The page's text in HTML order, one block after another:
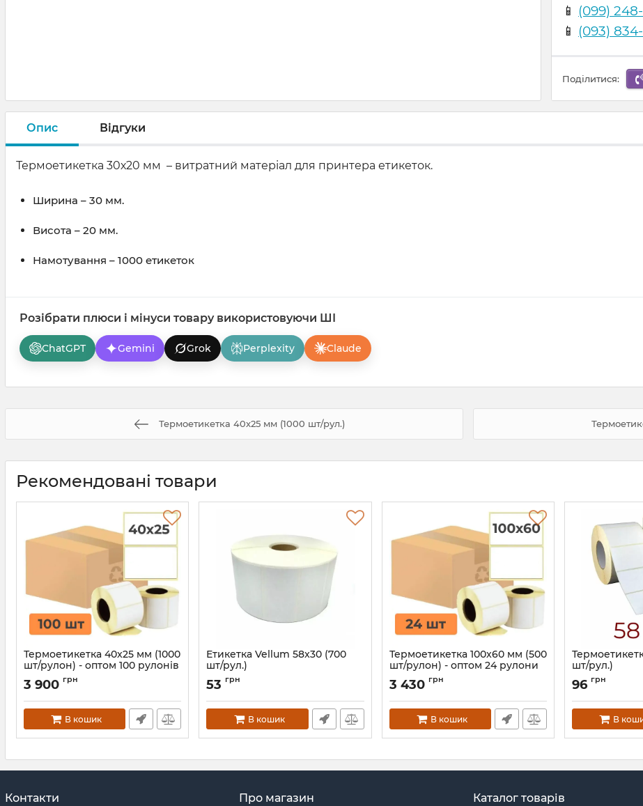
📱 (099)
📱 (093)
Поділитися:
Опис Відгуки
Термоетикетка 30х20 мм – витратний матеріал для принтера етикеток.
Ширина – 30 мм.
Висота – 20 мм.
Намотування – 1000 етикеток
Розібрати плюси і мінуси товару використовуючи ШІ
ChatGPT Gemini Grok Perplexity Claude
Термоетикетка 40х25 мм (1000 шт/рул.)
Рекомендовані товари
Термоетикетка 40x25 мм (1000
шт/рулон) - оптом 100 рулонів
Артикул: 969
3 900 грн
В кошик
Етикетка Vellum 58x30 (700
шт/рул.)
Артикул:
53 грн
В кошик
Термоетикетка 100x60 мм (500
шт/рулон) - оптом 24 рулони
Артикул: 974
3 430 грн
В кошик
шт/рул.)
Артикул:
96 грн
В
Контакти Про магазин Каталог товарів